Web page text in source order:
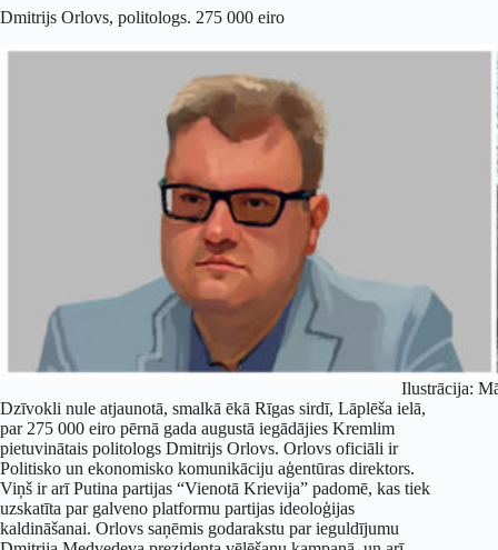
Dmitrijs Orlovs, politologs. 275 000 eiro
Ilustrācija:
Dzīvokli nule atjaunotā, smalkā ēkā Rīgas sirdī, Lāplēša ielā,
par 275 000 eiro pērnā gada augustā iegādājies Kremlim
pietuvinātais politologs Dmitrijs Orlovs. Orlovs oficiāli ir
Politisko un ekonomisko komunikāciju aģentūras direktors.
Viņš ir arī Putina partijas “Vienotā Krievija” padomē, kas tiek
uzskatīta par galveno platformu partijas ideoloģijas
kaldināšanai. Orlovs saņēmis godarakstu par ieguldījumu